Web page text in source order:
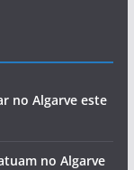
no Algarve este
no Algarve